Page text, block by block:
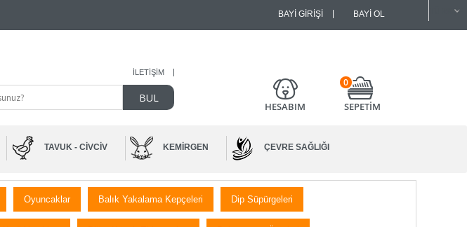
BAYI GIRIŞI BAYI OL
0
SEPETİM
HESABIM
İLETIŞIM
TAVUK - CIVCIV KEMIRGEN ÇEVRE SAĞLIĞI
Oyuncaklar Balık Yakalama Kepçeleri Dip Süpürgeleri